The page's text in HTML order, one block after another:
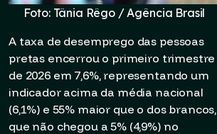
Foto: Tânia Rêgo / Agência Brasil
A taxa de desemprego das pessoas
pretas encerrou o primeiro trimestre
de 2026 em 7,6%, representando um
indicador acima da média nacional
(6,1%) e 55% maior que o dos brancos,
que não chegou a 5% (4,9%) no